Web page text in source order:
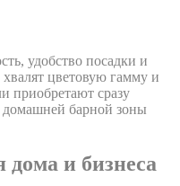
удобство посадки и
цветовую гамму и
приобретают сразу
домашней барной зоны
и бизнеса